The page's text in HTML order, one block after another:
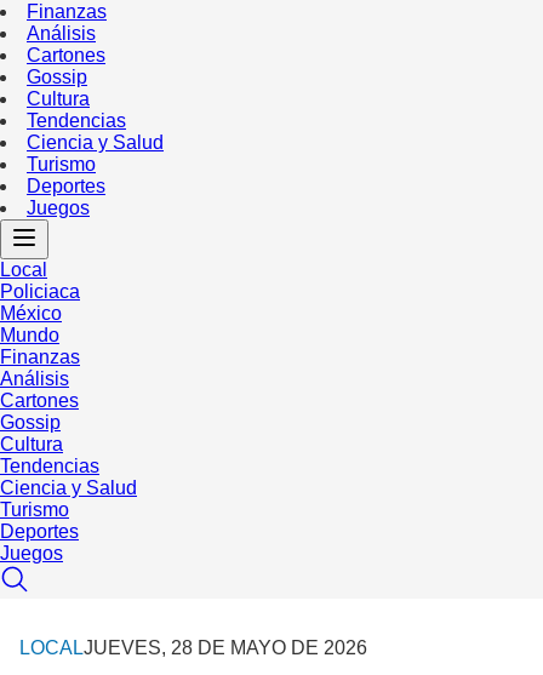
Finanzas
Análisis
Cartones
Gossip
Cultura
Tendencias
Ciencia y Salud
Turismo
Deportes
Juegos
Local
Policiaca
México
Mundo
Finanzas
Análisis
Cartones
Gossip
Cultura
Tendencias
Ciencia y Salud
Turismo
Deportes
Juegos
LOCALJUEVES, 28 DE MAYO DE 2026